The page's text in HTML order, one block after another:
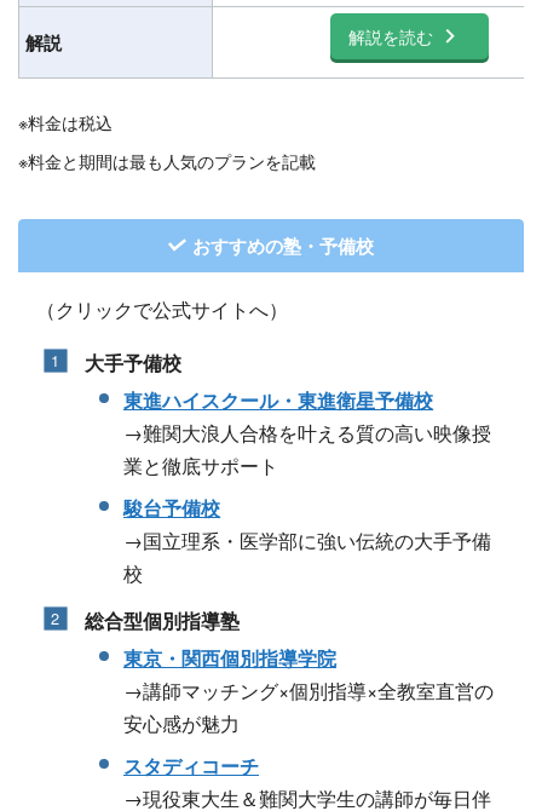
解説 解説を読む
※料金は税込
※料金と期間は最も人気のプランを記載
おすすめの塾・予備校
（クリックで公式サイトへ）
大手予備校
東進ハイスクール・東進衛星予備校
→難関大浪人合格を叶える質の高い映像授
業と徹底サポート
駿台予備校
→国立理系・医学部に強い伝統の大手予備
校
総合型個別指導塾
東京・関西個別指導学院
→講師マッチング×個別指導×全教室直営の
安心感が魅力
スタディコーチ
→現役東大生＆難関大学生の講師が毎日伴